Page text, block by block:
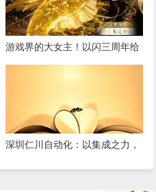
游戏界的大女主！以闪三周年给
深圳仁川自动化：以集成之力，